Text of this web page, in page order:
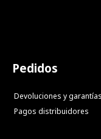
Pedidos
Devoluciones y garantías
Pagos distribuidores